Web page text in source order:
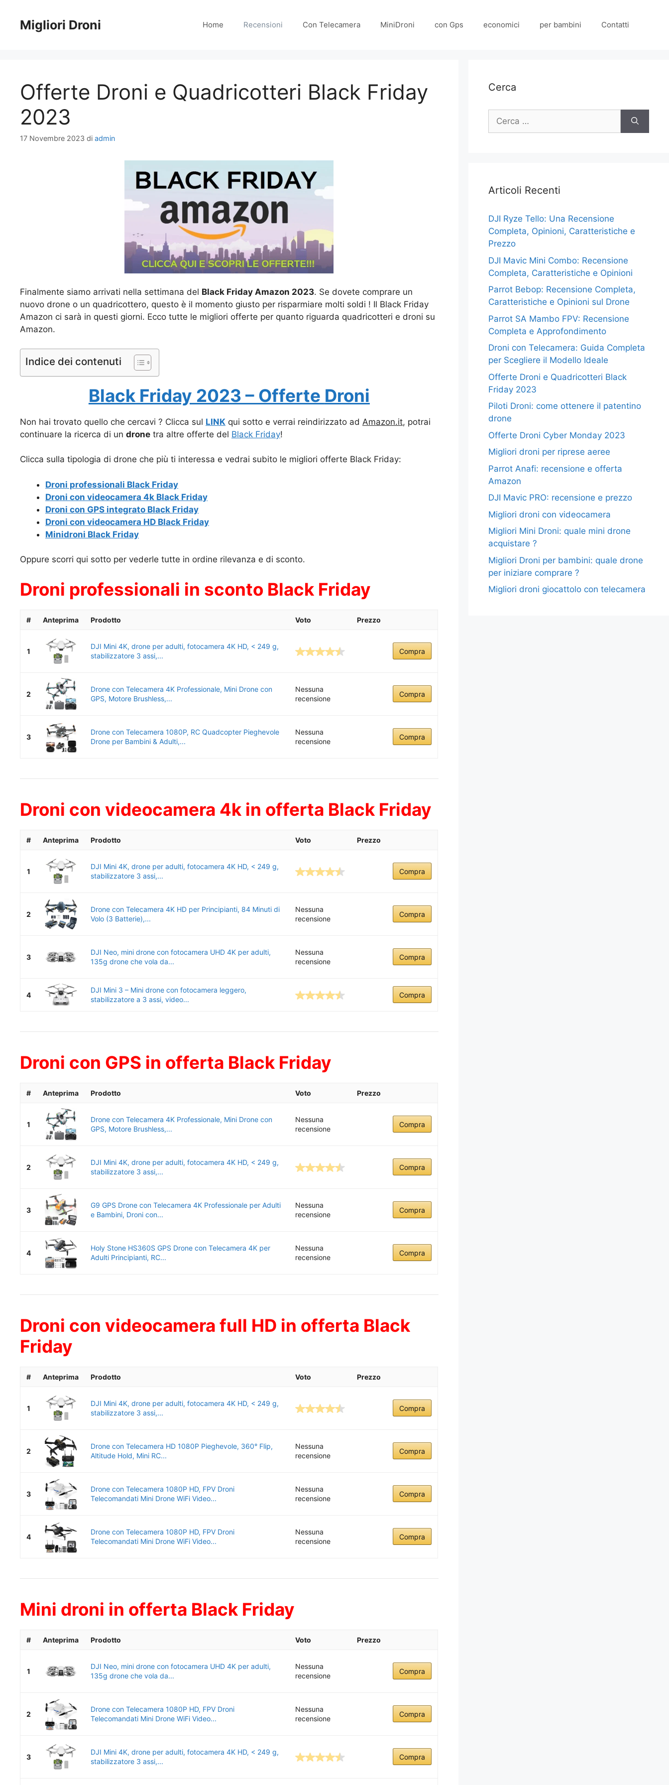
contenutoMigliori Droni Home Recensioni Con Telecamera MiniDroni con Gps economici per bambini Contatti
Offerte Droni e Quadricotteri Black Friday
2023
17 Novembre 2023 di admin
Finalmente siamo arrivati nella settimana del Black Friday Amazon 2023. Se dovete comprare un
nuovo drone o un quadricottero, questo è il momento giusto per risparmiare molti soldi ! Il Black Friday
Amazon ci sarà in questi giorni. Ecco tutte le migliori offerte per quanto riguarda quadricotteri e droni su
Amazon.
Indice dei contenuti
Black Friday 2023 – Offerte Droni
Non hai trovato quello che cercavi ? Clicca sul LINK qui sotto e verrai reindirizzato ad Amazon.it, potrai
continuare la ricerca di un drone tra altre offerte del Black Friday!
Clicca sulla tipologia di drone che più ti interessa e vedrai subito le migliori offerte Black Friday:
Droni professionali Black Friday
Droni con videocamera 4k Black Friday
Droni con GPS integrato Black Friday
Droni con videocamera HD Black Friday
Minidroni Black Friday
Oppure scorri qui sotto per vederle tutte in ordine rilevanza e di sconto.
Droni professionali in sconto Black Friday
# Anteprima Prodotto Voto Prezzo
1
DJI Mini 4K, drone per adulti, fotocamera 4K HD, < 249 g,
stabilizzatore 3 assi,...
Compra
2
Drone con Telecamera 4K Professionale, Mini Drone con
GPS, Motore Brushless,...
Nessuna
recensione
Compra
3
Drone con Telecamera 1080P, RC Quadcopter Pieghevole
Drone per Bambini & Adulti,...
Nessuna
recensione
Compra
Droni con videocamera 4k in offerta Black Friday
# Anteprima Prodotto Voto Prezzo
1
DJI Mini 4K, drone per adulti, fotocamera 4K HD, < 249 g,
stabilizzatore 3 assi,...
Compra
2
Drone con Telecamera 4K HD per Principianti, 84 Minuti di
Volo (3 Batterie),...
Nessuna
recensione
Compra
3
DJI Neo, mini drone con fotocamera UHD 4K per adulti,
135g drone che vola da...
Nessuna
recensione
Compra
4
DJI Mini 3 – Mini drone con fotocamera leggero,
stabilizzatore a 3 assi, video...
Compra
Droni con GPS in offerta Black Friday
# Anteprima Prodotto Voto Prezzo
1
Drone con Telecamera 4K Professionale, Mini Drone con
GPS, Motore Brushless,...
Nessuna
recensione
Compra
2
DJI Mini 4K, drone per adulti, fotocamera 4K HD, < 249 g,
stabilizzatore 3 assi,...
Compra
3
G9 GPS Drone con Telecamera 4K Professionale per Adulti
e Bambini, Droni con...
Nessuna
recensione
Compra
4
Holy Stone HS360S GPS Drone con Telecamera 4K per
Adulti Principianti, RC...
Nessuna
recensione
Compra
Droni con videocamera full HD in offerta Black
Friday
# Anteprima Prodotto Voto Prezzo
1
DJI Mini 4K, drone per adulti, fotocamera 4K HD, < 249 g,
stabilizzatore 3 assi,...
Compra
2
Drone con Telecamera HD 1080P Pieghevole, 360° Flip,
Altitude Hold, Mini RC...
Nessuna
recensione
Compra
3
Drone con Telecamera 1080P HD, FPV Droni
Telecomandati Mini Drone WiFi Video...
Nessuna
recensione
Compra
4
Drone con Telecamera 1080P HD, FPV Droni
Telecomandati Mini Drone WiFi Video...
Nessuna
recensione
Compra
Mini droni in offerta Black Friday
# Anteprima Prodotto Voto Prezzo
1
DJI Neo, mini drone con fotocamera UHD 4K per adulti,
135g drone che vola da...
Nessuna
recensione
Compra
2
Drone con Telecamera 1080P HD, FPV Droni
Telecomandati Mini Drone WiFi Video...
Nessuna
recensione
Compra
3
DJI Mini 4K, drone per adulti, fotocamera 4K HD, < 249 g,
stabilizzatore 3 assi,...
Compra
Cerca
Ricerca
Articoli Recenti
DJI Ryze Tello: Una Recensione
Completa, Opinioni, Caratteristiche e
Prezzo
DJI Mavic Mini Combo: Recensione
Completa, Caratteristiche e Opinioni
Parrot Bebop: Recensione Completa,
Caratteristiche e Opinioni sul Drone
Parrot SA Mambo FPV: Recensione
Completa e Approfondimento
Droni con Telecamera: Guida Completa
per Scegliere il Modello Ideale
Offerte Droni e Quadricotteri Black
Friday 2023
Piloti Droni: come ottenere il patentino
drone
Offerte Droni Cyber Monday 2023
Migliori droni per riprese aeree
Parrot Anafi: recensione e offerta
Amazon
DJI Mavic PRO: recensione e prezzo
Migliori droni con videocamera
Migliori Mini Droni: quale mini drone
acquistare ?
Migliori Droni per bambini: quale drone
per iniziare comprare ?
Migliori droni giocattolo con telecamera